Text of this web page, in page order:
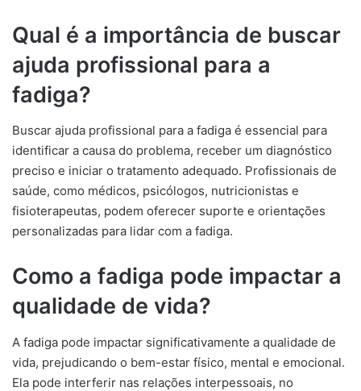
Qual é a importância de buscar
ajuda profissional para a
fadiga?
Buscar ajuda profissional para a fadiga é essencial para
identificar a causa do problema, receber um diagnóstico
preciso e iniciar o tratamento adequado. Profissionais de
saúde, como médicos, psicólogos, nutricionistas e
fisioterapeutas, podem oferecer suporte e orientações
personalizadas para lidar com a fadiga.
Como a fadiga pode impactar a
qualidade de vida?
A fadiga pode impactar significativamente a qualidade de
vida, prejudicando o bem-estar físico, mental e emocional.
Ela pode interferir nas relações interpessoais, no